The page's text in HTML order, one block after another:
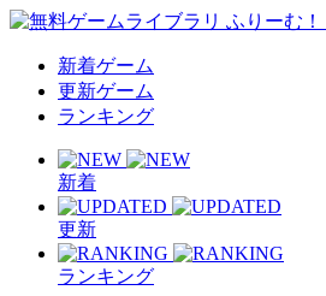
新着ゲーム
更新ゲーム
ランキング
新着
更新
ランキング